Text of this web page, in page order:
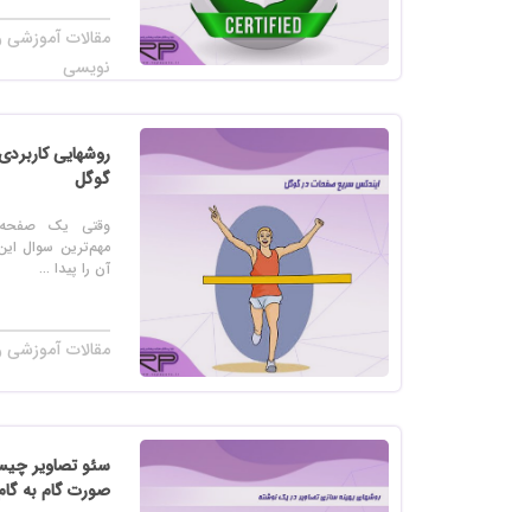
مقالات آموزشی
نویسی
روشهایی
گوگل
وقتی یک صفحه
مهم‌ترین سوال
آن را پیدا ...
مقالات آموزشی
سئو تصاویر
صورت گام به